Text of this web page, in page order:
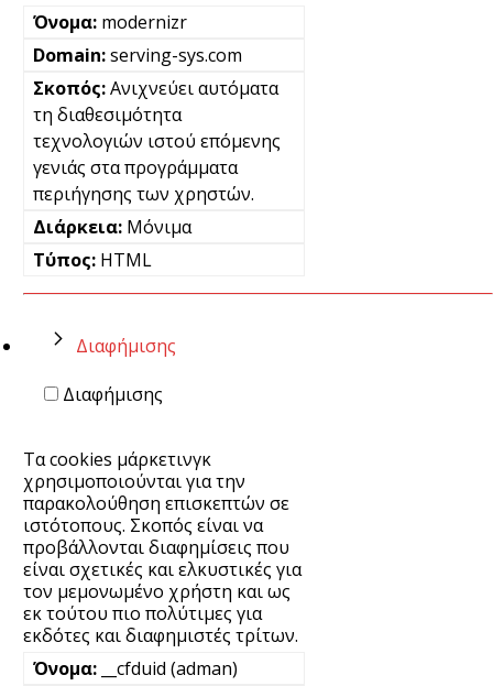
modernizr
serving-sys.com
Ανιχνεύει αυτόματα
τη διαθεσιμότητα
τεχνολογιών ιστού επόμενης
γενιάς στα προγράμματα
περιήγησης των χρηστών.
Μόνιμα
HTML
Διαφήμισης
Διαφήμισης
Τα cookies μάρκετινγκ
χρησιμοποιούνται για την
παρακολούθηση επισκεπτών σε
ιστότοπους. Σκοπός είναι να
προβάλλονται διαφημίσεις που
είναι σχετικές και ελκυστικές για
τον μεμονωμένο χρήστη και ως
εκ τούτου πιο πολύτιμες για
εκδότες και διαφημιστές τρίτων.
__cfduid (adman)